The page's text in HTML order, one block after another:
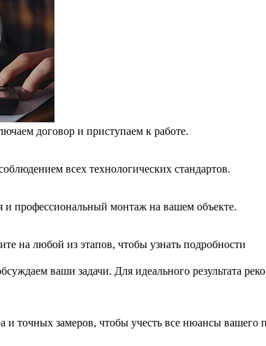
договор и приступаем к работе.
всех технологических стандартов.
и профессиональный монтаж на вашем объекте.
на любой из этапов, чтобы узнать подробности
ваши задачи. Для идеального результата
и точных замеров, чтобы учесть все нюансы вашего